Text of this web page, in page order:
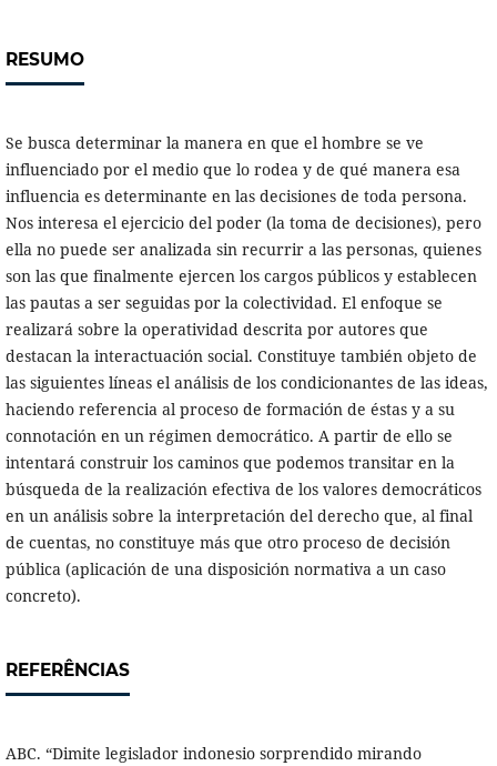
RESUMO
Se busca determinar la manera en que el hombre se ve
influenciado por el medio que lo rodea y de qué manera esa
influencia es determinante en las decisiones de toda persona.
Nos interesa el ejercicio del poder (la toma de decisiones), pero
ella no puede ser analizada sin recurrir a las personas, quienes
son las que finalmente ejercen los cargos públicos y establecen
las pautas a ser seguidas por la colectividad. El enfoque se
realizará sobre la operatividad descrita por autores que
destacan la interactuación social. Constituye también objeto de
las siguientes líneas el análisis de los condicionantes de las ideas,
haciendo referencia al proceso de formación de éstas y a su
connotación en un régimen democrático. A partir de ello se
intentará construir los caminos que podemos transitar en la
búsqueda de la realización efectiva de los valores democráticos
en un análisis sobre la interpretación del derecho que, al final
de cuentas, no constituye más que otro proceso de decisión
pública (aplicación de una disposición normativa a un caso
concreto).
REFERÊNCIAS
ABC. “Dimite legislador indonesio sorprendido mirando